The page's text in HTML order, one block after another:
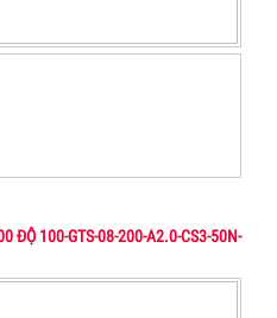
ĐỘ 100-GTS-08-200-A2.0-CS3-50N-